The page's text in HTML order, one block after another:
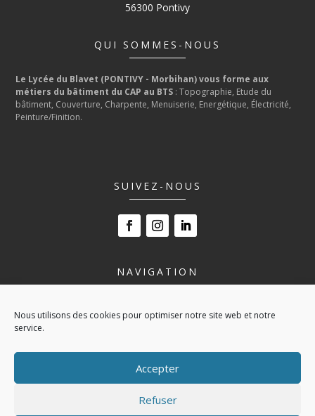
Nous utilisons des cookies pour optimiser notre site web et notre
service.
Accepter
Refuser
56300 Pontivy
QUI SOMMES-NOUS
Le Lycée du Blavet (PONTIVY - Morbihan) vous forme aux
métiers du bâtiment du CAP au BTS : Topographie, Etude du
bâtiment, Couverture, Charpente, Menuiserie, Energétique, Électricité,
Peinture/Finition.
SUIVEZ-NOUS
NAVIGATION
NOS FORMATIONS
ACTUALITÉS
POLITIQUE DE COOKIES (UE)